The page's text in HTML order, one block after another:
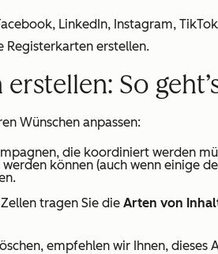
LinkedIn, Instagram,
Registerkarten erstellen.
So
Wünschen anpassen:
die koordiniert werden
können (auch wenn einige
tragen Sie die Arten von
empfehlen wir Ihnen, dieses